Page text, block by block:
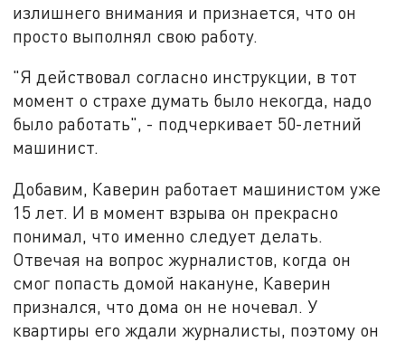
излишнего внимания и признается, что он
просто выполнял свою работу.
"Я действовал согласно инструкции, в тот
момент о страхе думать было некогда, надо
было работать", - подчеркивает 50-летний
машинист.
Добавим, Каверин работает машинистом уже
15 лет. И в момент взрыва он прекрасно
понимал, что именно следует делать.
Отвечая на вопрос журналистов, когда он
смог попасть домой накануне, Каверин
признался, что дома он не ночевал. У
квартиры его ждали журналисты, поэтому он